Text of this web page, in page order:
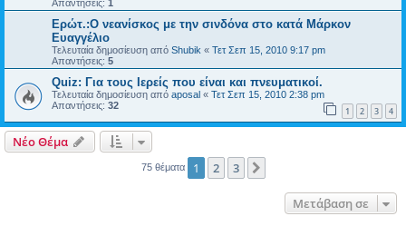
Απαντήσεις: 1
Ερώτ.:Ο νεανίσκος με την σινδόνα στο κατά Μάρκον
Ευαγγέλιο
Τελευταία δημοσίευση από Shubik « Τετ Σεπ 15, 2010 9:17 pm
Απαντήσεις: 5
Quiz: Για τους Ιερείς που είναι και πνευματικοί.
Τελευταία δημοσίευση από aposal « Τετ Σεπ 15, 2010 2:38 pm
Απαντήσεις: 32 1 2 3 4
Νέο Θέμα
75 θέματα 1 2 3
Μετάβαση σε